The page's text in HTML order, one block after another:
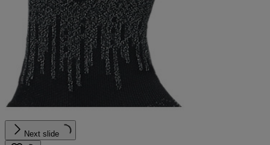
Next slide